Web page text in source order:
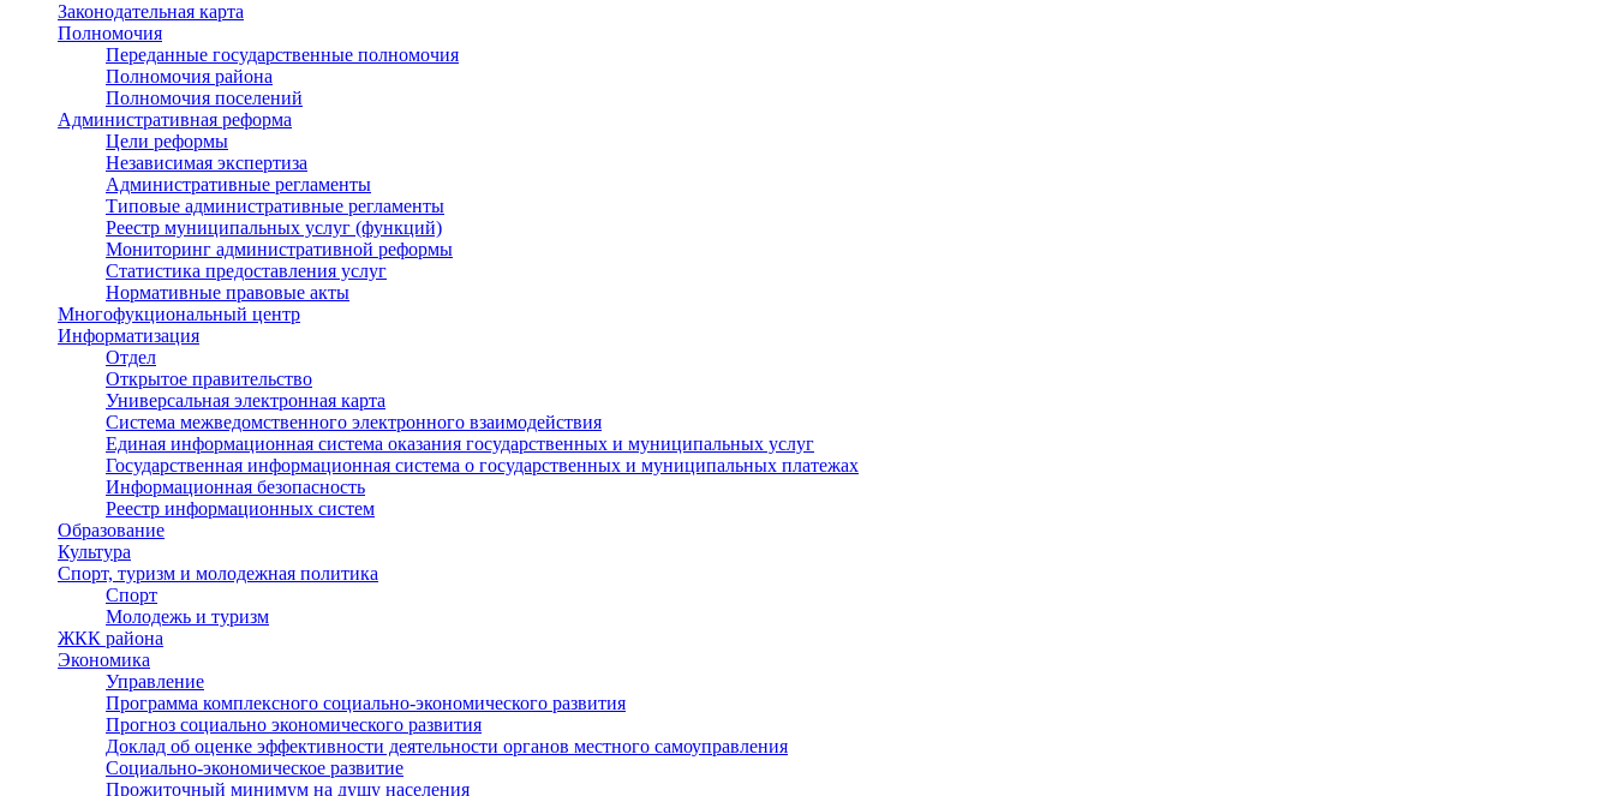
Законодательная карта
Полномочия
Переданные государственные полномочия
Полномочия района
Полномочия поселений
Административная реформа
Цели реформы
Независимая экспертиза
Административные регламенты
Типовые административные регламенты
Реестр муниципальных услуг (функций)
Мониторинг административной реформы
Статистика предоставления услуг
Нормативные правовые акты
Многофукциональный центр
Информатизация
Отдел
Открытое правительство
Универсальная электронная карта
Система межведомственного электронного взаимодействия
Единая информационная система оказания государственных и муниципальных услуг
Государственная информационная система о государственных и муниципальных платежах
Информационная безопасность
Реестр информационных систем
Образование
Культура
Спорт, туризм и молодежная политика
Спорт
Молодежь и туризм
ЖКК района
Экономика
Управление
Программа комплексного социально-экономического развития
Прогноз социально экономического развития
Доклад об оценке эффективности деятельности органов местного самоуправления
Социально-экономическое развитие
Прожиточный минимум на душу населения